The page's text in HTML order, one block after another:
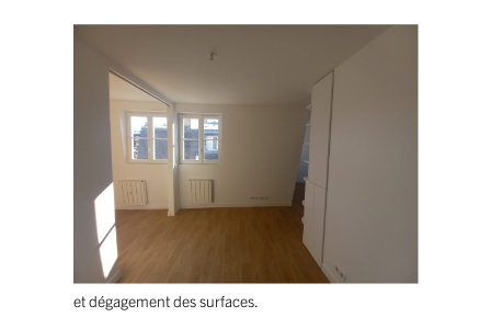
et dégagement des surfaces.